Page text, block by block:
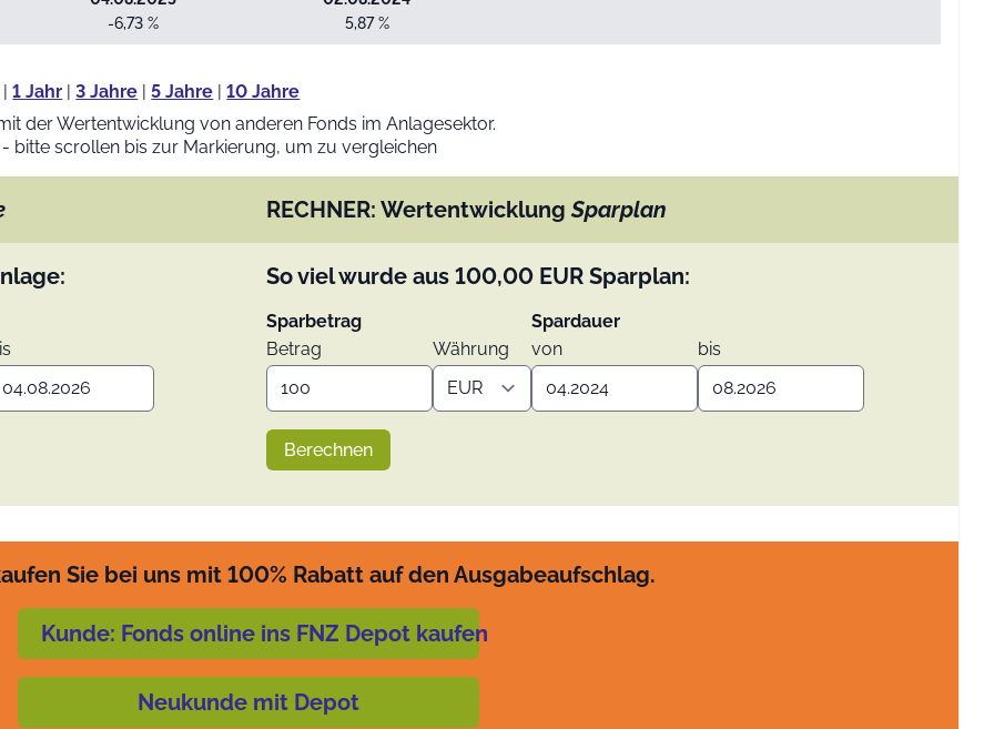
-6,73 %
5,87 %
|1 Jahr |3 Jahre |5 Jahre |10 Jahre
der Wertentwicklung von anderen Fonds im Anlagesektor.
bitte scrollen bis zur Markierung, um zu vergleichen
RECHNER: WertentwicklungSparplan
So viel wurde aus 100,00 EUR Sparplan:
Sparbetrag
Betrag
Währung
Spardauer
von
bis
Berechnen
Sie bei uns mit 100% Rabatt auf den Ausgabeaufschlag.
Kunde: Fonds online ins FNZ Depot kaufen
Neukunde mit Depot